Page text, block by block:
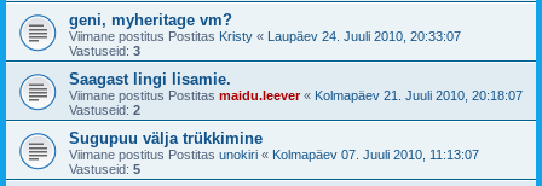
geni, myheritage vm?
Viimane postitus Postitas Kristy « Laupäev 24. Juuli 2010, 20:33:07
Vastuseid: 3
Saagast lingi lisamie.
Viimane postitus Postitas maidu.leever« Kolmapäev 21. Juuli 2010, 20:18:07
Vastuseid: 2
Sugupuu välja trükkimine
Viimane postitus Postitas unokiri « Kolmapäev 07. Juuli 2010, 11:13:07
Vastuseid: 5